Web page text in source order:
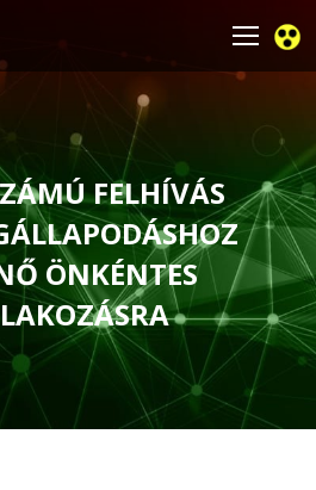
FELHÍVÁS
ÖNKÉNTES
You are here: